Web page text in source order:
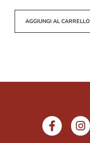
AGGIUNGI AL CARRELLO